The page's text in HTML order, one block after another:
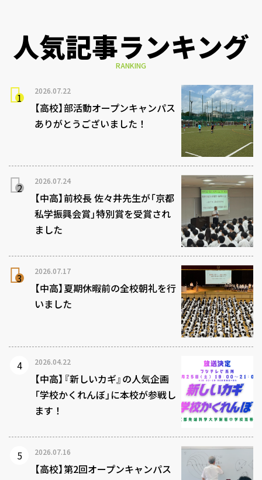
人気記事ランキング
RANKING
2026.07.22
【高校】部活動オープンキャンパス
ありがとうございました！
2026.07.24
【中高】前校長 佐々井先生が「京都
私学振興会賞」特別賞を受賞され
ました
2026.07.17
【中高】夏期休暇前の全校朝礼を行
いました
2026.04.22
【中高】『新しいカギ』の人気企画
「学校かくれんぼ」に本校が参戦し
ます！
2026.07.16
【高校】第2回オープンキャンパス